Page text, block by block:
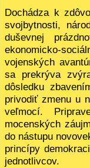
Dochádza k
svojbytnosti,
duševnej
ekonomicko-
vojenských
sa prekrýva
dôsledku
privodiť zmenu u
veľmocí.
mocenských
do nástupu
princípy
jednotlivcov.